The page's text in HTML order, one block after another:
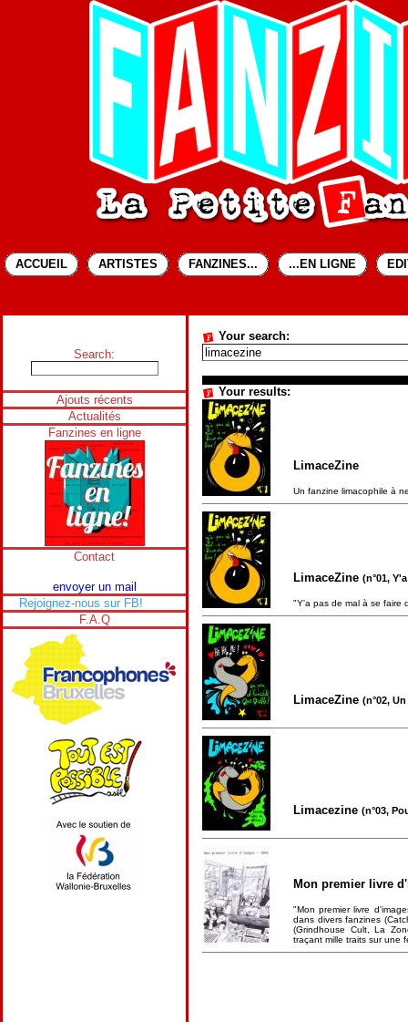
ACCUEIL ARTISTES FANZINES... ...EN LIGNE
Search:
Ajouts récents
Actualités
Fanzines en ligne
Contact
envoyer un mail
Rejoignez-nous sur FB!
F.A.Q
Your search:
Your results:
LimaceZine
Un fanzine limacophile à
LimaceZine (n°01,
"Y'a pas de mal à se faire
LimaceZine (n°02,
Limacezine (n°03,
Mon premier livre
"Mon premier livre
dans divers fanzines
(Grindhouse Cult, La
traçant mille traits sur une